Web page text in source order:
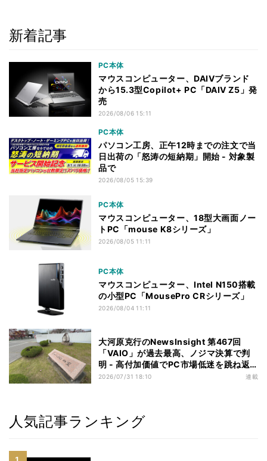
新着記事
PC本体
マウスコンピューター、DAIVブランド
から15.3型Copilot+ PC「DAIV Z5」発
売
2026/08/06 15:11
PC本体
パソコン工房、正午12時までの注文で当
日出荷の「怒涛の短納期」開始 - 対象製
品で
2026/08/05 15:39
PC本体
マウスコンピューター、18型大画面ノー
トPC「mouse K8シリーズ」
2026/08/05 11:11
PC本体
マウスコンピューター、Intel N150搭載
の小型PC「MousePro CRシリーズ」
2026/08/04 11:11
大河原克行のNewsInsight 第467回
「VAIO」が過去最高、ノジマ決算で判
明 - 高付加価値でPC市場低迷を跳ね返
す
2026/07/31 18:10 連載
人気記事ランキング